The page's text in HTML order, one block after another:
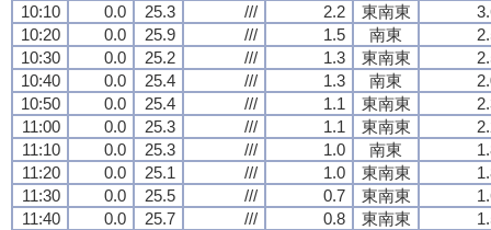
10:10
0.0 25.3 /// 2.2 東南東
10:20
0.0 25.9 /// 1.5 南東
10:30
0.0 25.2 /// 1.3 東南東
10:40
0.0 25.4 /// 1.3 南東
10:50
0.0 25.4 /// 1.1 東南東
11:00
0.0 25.3 /// 1.1 東南東
11:10
0.0 25.3 /// 1.0 南東
11:20
0.0 25.1 /// 1.0 東南東
11:30
0.0 25.5 /// 0.7 東南東
11:40
0.0 25.7 /// 0.8 東南東